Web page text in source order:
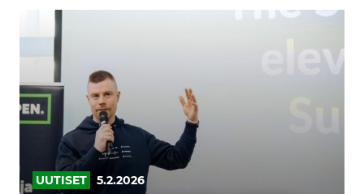
Sparrauksesta
kumppaniksi
Dashboa
mukaan
sparraamaan
tulevaisuuden
menestystarinoita
UUTISET 5.2.2026